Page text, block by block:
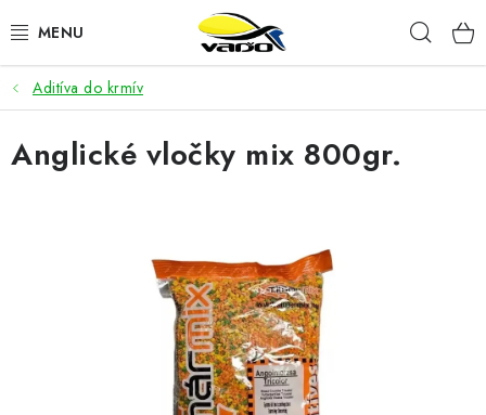
na
ŽIVÁ NÁSTRAHA
BIŽUTÉRIA
NÁSTRAHY A KRMIVÁ
Aditíva do krmív
Anglické vločky mix 800gr.